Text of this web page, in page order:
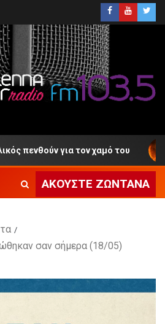
για τον χαμό του
ΑΚΟΎΣΤΕ ΖΩΝΤΑΝΆ
σαν σήμερα (18/05)